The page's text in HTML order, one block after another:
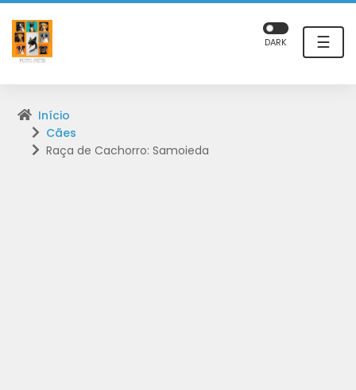
☰
DARK
Início
Cães
Raça de Cachorro: Samoieda